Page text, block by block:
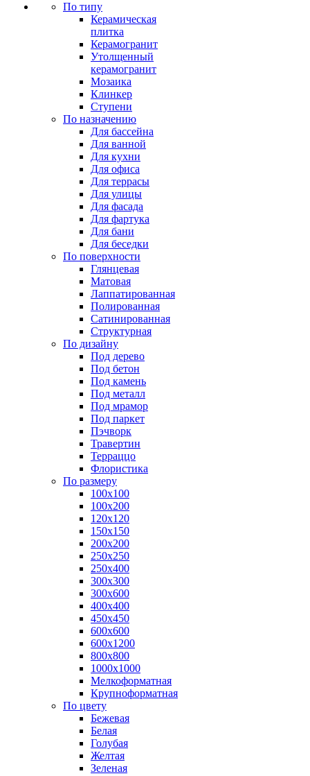
По типу
Керамическая
плитка
Керамогранит
Утолщенный
керамогранит
Мозаика
Клинкер
Ступени
По назначению
Для бассейна
Для ванной
Для кухни
Для офиса
Для террасы
Для улицы
Для фасада
Для фартука
Для бани
Для беседки
По поверхности
Глянцевая
Матовая
Лаппатированная
Полированная
Сатинированная
Структурная
По дизайну
Под дерево
Под бетон
Под камень
Под металл
Под мрамор
Под паркет
Пэчворк
Травертин
Терраццо
Флористика
По размеру
100х100
100х200
120х120
150х150
200х200
250х250
250х400
300х300
300х600
400х400
450х450
600х600
600х1200
800х800
1000х1000
Мелкоформатная
Крупноформатная
По цвету
Бежевая
Белая
Голубая
Желтая
Зеленая